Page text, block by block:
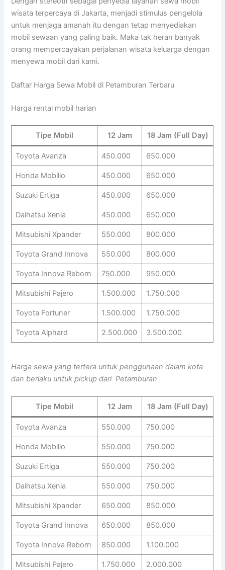
wisata terpercaya di Jakarta, menjadi stimulus pengelola
untuk menjaga amanah itu dengan tetap menyediakan
mobil sewaan yang paling baik. Maka tak heran banyak
orang mempercayakan perjalanan wisata keluarga dengan
menyewa mobil dari kami.
Daftar Harga Sewa Mobil di Petamburan Terbaru
Harga rental mobil harian
Tipe Mobil 12 Jam 18 Jam (Full Day)
Toyota Avanza 450.000 650.000
Honda Mobilio 450.000 650.000
Suzuki Ertiga 450.000 650.000
Daihatsu Xenia 450.000 650.000
Mitsubishi Xpander 550.000 800.000
Toyota Grand Innova 550.000 800.000
Toyota Innova Reborn 750.000 950.000
Mitsubishi Pajero 1.500.000 1.750.000
Toyota Fortuner 1.500.000 1.750.000
Toyota Alphard 2.500.000 3.500.000
Harga sewa yang tertera untuk penggunaan dalam kota
dan berlaku untuk pickup dari Petamburan
Tipe Mobil 12 Jam 18 Jam (Full Day)
Toyota Avanza 550.000 750.000
Honda Mobilio 550.000 750.000
Suzuki Ertiga 550.000 750.000
Daihatsu Xenia 550.000 750.000
Mitsubishi Xpander 650.000 850.000
Toyota Grand Innova 650.000 850.000
Toyota Innova Reborn 850.000 1.100.000
Mitsubishi Pajero 1.750.000 2.000.000